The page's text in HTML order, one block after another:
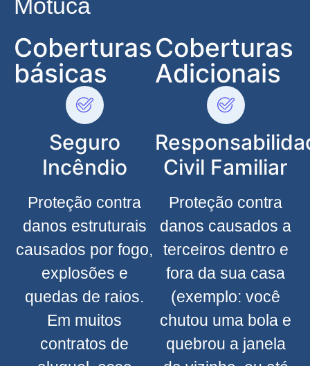
Coberturas
básicas
Seguro
Incêndio
Proteção contra
danos estruturais
causados por fogo,
explosões e
quedas de raios.
Em muitos
contratos de
Coberturas
Adicionais
Civil Familiar
Proteção contra
danos causados a
terceiros dentro e
fora da sua casa
(exemplo: você
chutou uma bola e
quebrou a janela